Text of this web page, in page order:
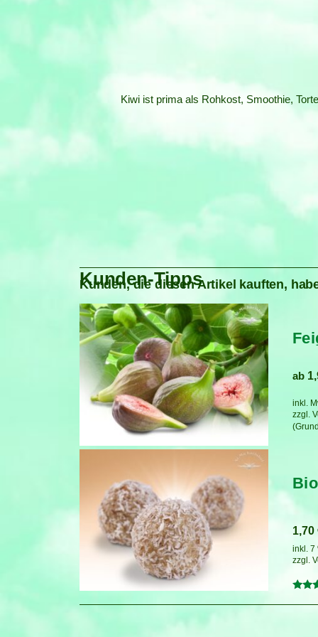
Kiwi ist prima als Rohkost, Smoothie,
Kunden-Tipps
Kunden, die diesen Artikel kauften,
ab
inkl.
zzgl.
mit
1,70
inkl. 7
zzgl.